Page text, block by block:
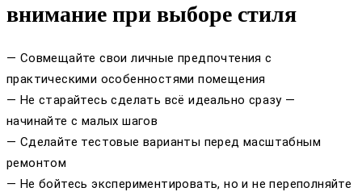
внимание при выборе стиля
— Совмещайте свои личные предпочтения с
практическими особенностями помещения
— Не старайтесь сделать всё идеально сразу —
начинайте с малых шагов
— Сделайте тестовые варианты перед масштабным
ремонтом
— Не бойтесь экспериментировать, но и не переполняйте